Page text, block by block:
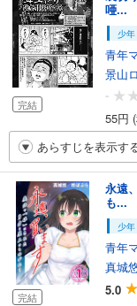
完結
唖...
少
青年
景山
-
55円
あらすじを表示す
完結
永遠
も...
少
青年
真城
5.0